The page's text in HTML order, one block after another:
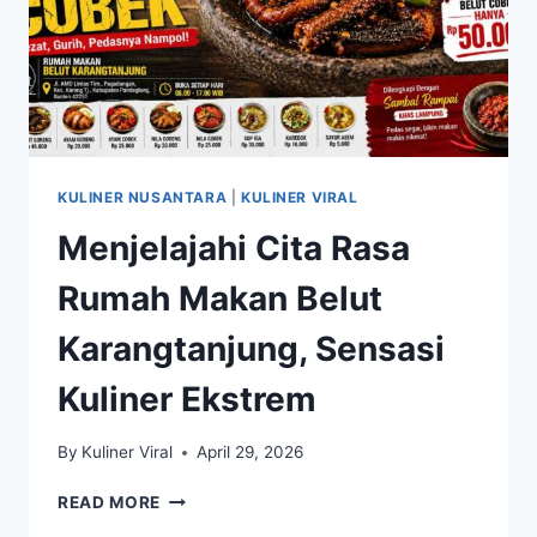
KULINER NUSANTARA KULINER VIRAL
Menjelajahi Cita Rasa
Rumah Makan Belut
Karangtanjung, Sensasi
Kuliner Ekstrem
By Kuliner Viral April 29, 2026
READ MORE MENJELAJAHI